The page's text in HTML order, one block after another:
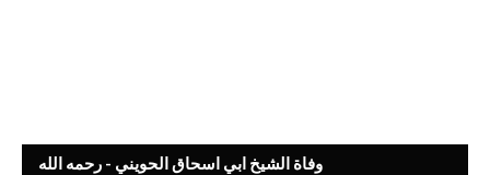
وفاة الشيخ ابي اسحاق الحويني - رحمه الله